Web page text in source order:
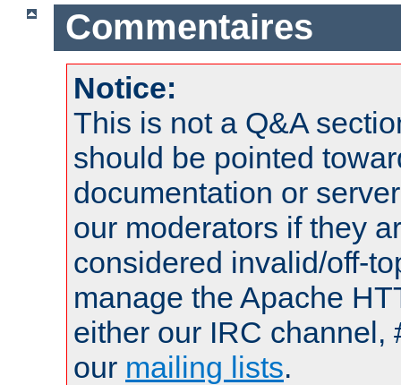
Commentaires
Notice:
This is not a Q&A
should be pointed
documentation or
our moderators if they
considered invalid/off-
manage the Apache
either our IRC channel,
our mailing lists.